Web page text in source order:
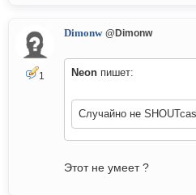
1
Dimonw @Dimonw
Neon пишет:
Случайно не
Этот не умеет ?